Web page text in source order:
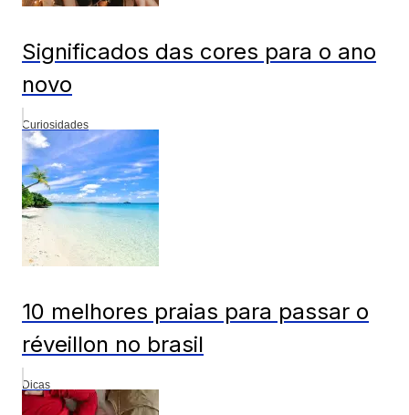
Significados das cores para o ano
novo
Curiosidades
10 melhores praias para passar o
réveillon no brasil
Dicas